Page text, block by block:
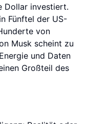
Dollar investiert.
Fünftel der US-
von
Musk scheint zu
und Daten
Großteil des